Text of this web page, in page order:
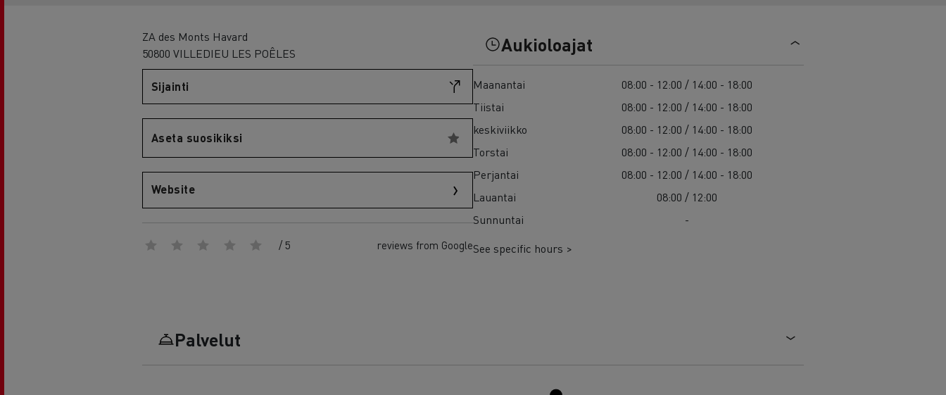
Toimitusta varten
ZA des Monts Havard
50800 VILLEDIEU LES POÊLES
Sijainti
Aseta suosikiksi
Website
/ 5 reviews from Google
Aukioloajat
Maanantai
08:00 - 12:00 / 14:00 - 18:00
Tiistai
08:00 - 12:00 / 14:00 - 18:00
keskiviikko
08:00 - 12:00 / 14:00 - 18:00
Torstai
08:00 - 12:00 / 14:00 - 18:00
Perjantai
08:00 - 12:00 / 14:00 - 18:00
Lauantai
08:00 / 12:00
Sunnuntai
-
See specific hours >
Palvelut